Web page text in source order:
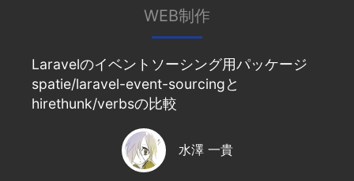
WEB制作
Laravelのイベントソーシング用パッケージ
spatie/laravel-event-sourcingと
hirethunk/verbsの比較
水澤 一貴